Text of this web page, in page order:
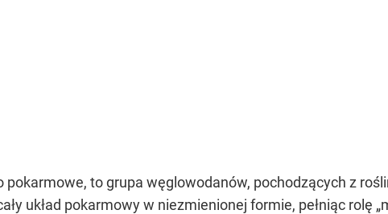
pokarmowe, to grupa węglowodanów, pochodzących z
układ pokarmowy w niezmienionej formie, pełniąc rolę